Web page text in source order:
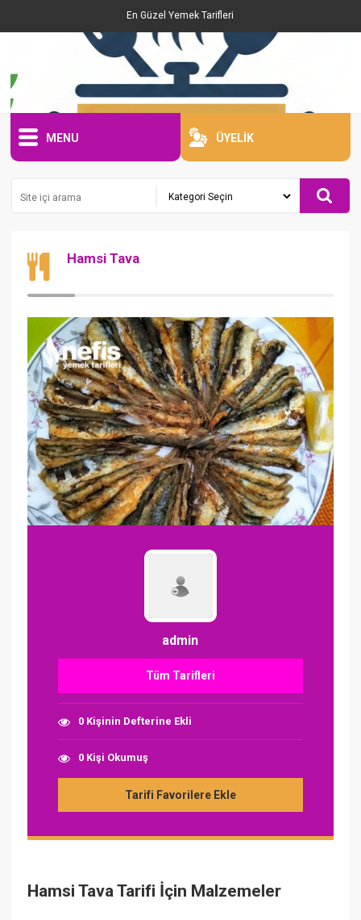
En Güzel Yemek Tarifleri
MENU ÜYELİK
Hamsi Tava
admin
Tüm Tarifleri
0 Kişinin Defterine Ekli
0 Kişi Okumuş
Tarifi Favorilere Ekle
Hamsi Tava Tarifi İçin Malzemeler